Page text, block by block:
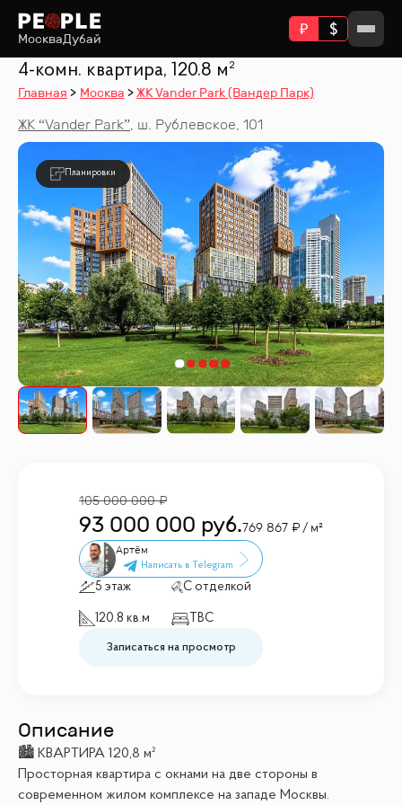
МоскваДубай
4-комн. квартира, 120.8 м²
Главная Москва ЖК Vander Park (Вандер Парк)
ЖК “Vander Park”, ш. Рублевское, 101
Планировки
105 000 000
93 000 000 руб.769 867 / м²
Артём
5 этаж С отделкой
120.8 кв.м TBC
Записаться на просмотр
Описание
🏙 КВАРТИРА 120,8 м²
Просторная квартира с окнами на две стороны в
современном жилом комплексе на западе Москвы.